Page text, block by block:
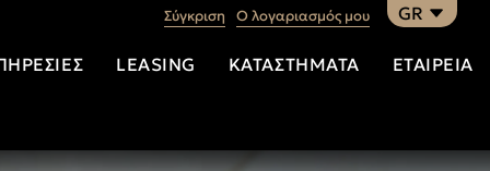
GR
Σύγκριση Ο λογαριασμός μου
LEASING ΚΑΤΑΣΤΉΜΑΤΑ ΕΤΑΙΡΕΊΑ